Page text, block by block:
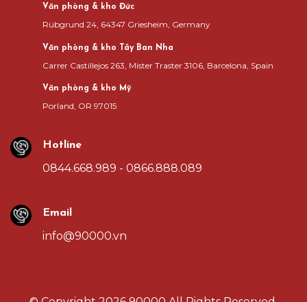
Văn phòng & kho Đức
Rübgrund 24, 64347 Griesheim, Germany
Văn phòng & kho Tây Ban Nha
Carrer Castillejos 263, Mister Traster 3106, Barcelona, Spain
Văn phòng & kho Mỹ
Porland, OR 97015
Hotline
0844.668.989 - 0866.888.089
Email
info@90000.vn